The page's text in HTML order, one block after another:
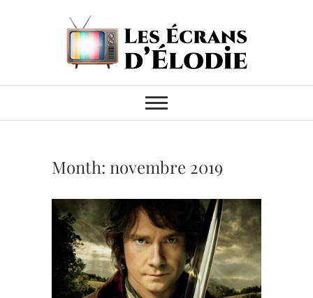
Les Écrans
d'Élodie
Month: novembre 2019